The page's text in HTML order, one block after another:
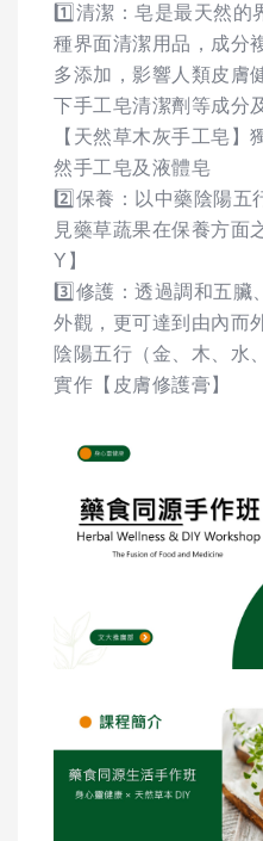
1️⃣清潔：皂是最天然的
種界面清潔用品，成分
多添加，影響人類皮膚
下手工皂清潔劑等成分
【天然草木灰手工皂】
然手工皂及液體皂
2️⃣保養：以中藥陰陽五
見藥草蔬果在保養方面
Y】
3️⃣修護：透過調和五臟
外觀，更可達到由內而
陰陽五行（金、木、水
實作【皮膚修護膏】